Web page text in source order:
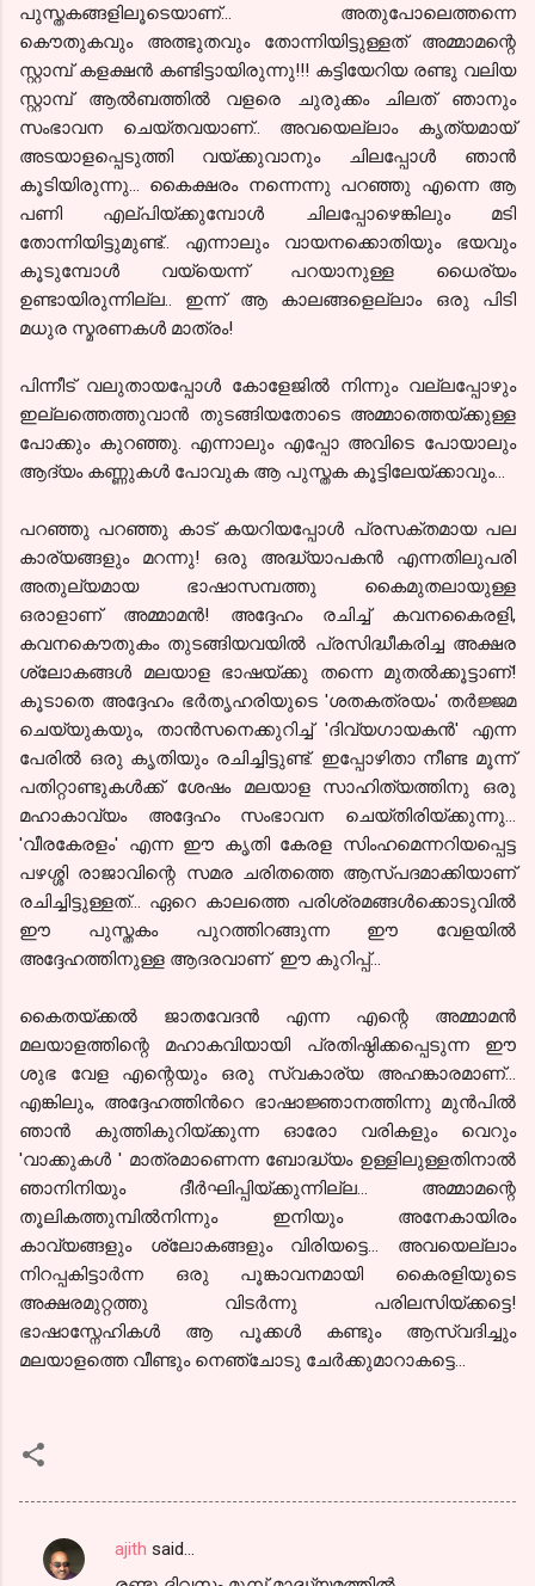
പുസ്തകങ്ങളിലൂടെയാണ്... അതുപോലെത്തന്നെ
കൌതുകവും അത്ഭുതവും തോന്നിയിട്ടുള്ളത് അമ്മാമന്റെ
സ്റ്റാമ്പ്‌ കളക്ഷന്‍ കണ്ടിട്ടായിരുന്നു!!! കട്ടിയേറിയ രണ്ടു വലിയ
സ്റ്റാമ്പ്‌ ആല്‍ബത്തില്‍ വളരെ ചുരുക്കം ചിലത് ഞാനും
സംഭാവന ചെയ്തവയാണ്.. അവയെല്ലാം കൃത്യമായ്
അടയാളപ്പെടുത്തി വയ്ക്കുവാനും ചിലപ്പോള്‍ ഞാന്‍
കൂടിയിരുന്നു... കൈക്ഷരം നന്നെന്നു പറഞ്ഞു എന്നെ ആ
പണി എല്പിയ്ക്കുമ്പോള്‍ ചിലപ്പോഴെങ്കിലും മടി
തോന്നിയിട്ടുമുണ്ട്.. എന്നാലും വായനക്കൊതിയും ഭയവും
കൂടുമ്പോള്‍ വയ്യെന്ന് പറയാനുള്ള ധൈര്യം
ഉണ്ടായിരുന്നില്ല.. ഇന്ന് ആ കാലങ്ങളെല്ലാം ഒരു പിടി
മധുര സ്മരണകള്‍ മാത്രം!
പിന്നീട് വലുതായപ്പോള്‍ കോളേജില്‍ നിന്നും വല്ലപ്പോഴും
ഇല്ലത്തെത്തുവാന്‍ തുടങ്ങിയതോടെ അമ്മാത്തെയ്ക്കുള്ള
പോക്കും കുറഞ്ഞു. എന്നാലും എപ്പോ അവിടെ പോയാലും
ആദ്യം കണ്ണുകള്‍ പോവുക ആ പുസ്തക കൂട്ടിലേയ്ക്കാവും...
പറഞ്ഞു പറഞ്ഞു കാട് കയറിയപ്പോള്‍ പ്രസക്തമായ പല
കാര്യങ്ങളും മറന്നു! ഒരു അദ്ധ്യാപകന്‍ എന്നതിലുപരി
അതുല്യമായ ഭാഷാസമ്പത്തു കൈമുതലായുള്ള
ഒരാളാണ് അമ്മാമന്‍! അദ്ദേഹം രചിച്ച് കവനകൈരളി,
കവനകൌതുകം തുടങ്ങിയവയില്‍ പ്രസിദ്ധീകരിച്ച അക്ഷര
ശ്ലോകങ്ങള്‍ മലയാള ഭാഷയ്ക്കു തന്നെ മുതല്‍ക്കൂട്ടാണ്!
കൂടാതെ അദ്ദേഹം ഭര്‍തൃഹരിയുടെ 'ശതകത്രയം' തര്‍ജ്ജമ
ചെയ്യുകയും, താന്‍സനെക്കുറിച്ച്'ദിവ്യഗായകന്‍' എന്ന
പേരില്‍ ഒരു കൃതിയും രചിച്ചിട്ടുണ്ട്. ഇപ്പോഴിതാ നീണ്ട മൂന്ന്
പതിറ്റാണ്ടുകള്‍ക്ക് ശേഷം മലയാള സാഹിത്യത്തിനു ഒരു
മഹാകാവ്യം അദ്ദേഹം സംഭാവന ചെയ്തിരിയ്ക്കുന്നു...
'വീരകേരളം' എന്ന ഈ കൃതി കേരള സിംഹമെന്നറിയപ്പെട്ട
പഴശ്ശി രാജാവിന്റെ സമര ചരിതത്തെ ആസ്പദമാക്കിയാണ്
രചിച്ചിട്ടുള്ളത്... ഏറെ കാലത്തെ പരിശ്രമങ്ങള്‍ക്കൊടുവില്‍
ഈ പുസ്തകം പുറത്തിറങ്ങുന്ന ഈ വേളയില്‍
അദ്ദേഹത്തിനുള്ള ആദരവാണ് ഈ കുറിപ്പ്...
കൈതയ്ക്കല്‍ ജാതവേദന്‍ എന്ന എന്റെ അമ്മാമന്‍
മലയാളത്തിന്റെ മഹാകവിയായി പ്രതിഷ്ഠിക്കപ്പെടുന്ന ഈ
ശുഭ വേള എന്റെയും ഒരു സ്വകാര്യ അഹങ്കാരമാണ്...
എങ്കിലും, അദ്ദേഹത്തിന്‍റെ ഭാഷാജ്ഞാനത്തിന്നു മുന്‍പില്‍
ഞാന്‍ കുത്തികുറിയ്ക്കുന്ന ഓരോ വരികളും വെറും
'വാക്കുകള്‍ ' മാത്രമാണെന്ന ബോദ്ധ്യം ഉള്ളിലുള്ളതിനാല്‍
ഞാനിനിയും ദീര്‍ഘിപ്പിയ്ക്കുന്നില്ല... അമ്മാമന്റെ
തൂലികത്തുമ്പില്‍നിന്നും ഇനിയും അനേകായിരം
കാവ്യങ്ങളും ശ്ലോകങ്ങളും വിരിയട്ടെ... അവയെല്ലാം
നിറപ്പകിട്ടാര്‍ന്ന ഒരു പൂങ്കാവനമായി കൈരളിയുടെ
അക്ഷരമുറ്റത്തു വിടര്‍ന്നു പരിലസിയ്ക്കട്ടെ!
ഭാഷാസ്നേഹികള്‍ ആ പൂക്കള്‍ കണ്ടും ആസ്വദിച്ചും
മലയാളത്തെ വീണ്ടും നെഞ്ചോടു ചേര്‍ക്കുമാറാകട്ടെ...
C
ajith said…